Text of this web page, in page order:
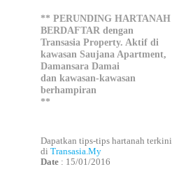
** PERUNDING HARTANAH
BERDAFTAR dengan
Transasia Property. Aktif di
kawasan Saujana Apartment,
Damansara Damai
dan kawasan-kawasan
berhampiran
**
Dapatkan tips-tips hartanah terkini
diTransasia.My
Date : 15/01/2016